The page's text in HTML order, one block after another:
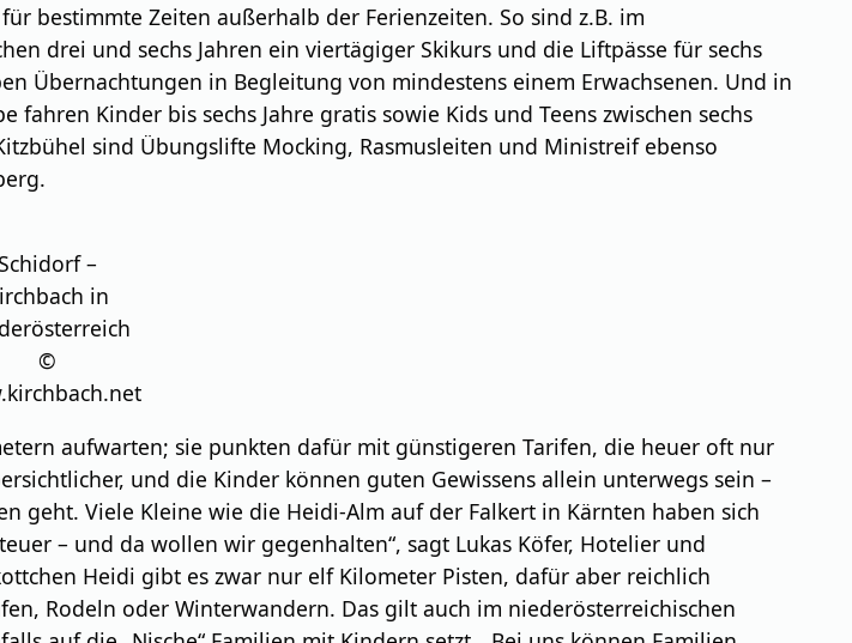
bestimmte Zeiten außerhalb der Ferienzeiten. So sind z.B. im
drei und sechs Jahren ein viertägiger Skikurs und die Liftpässe für sechs
Übernachtungen in Begleitung von mindestens einem Erwachsenen. Und in
Kinder bis sechs Jahre gratis sowie Kids und Teens zwischen sechs
sind Übungslifte Mocking, Rasmusleiten und Ministreif ebenso
–
in
©
aufwarten; sie punkten dafür mit günstigeren Tarifen, die heuer oft nur
und die Kinder können guten Gewissens allein unterwegs sein –
geht. Viele Kleine wie die Heidi-Alm auf der Falkert in Kärnten haben sich
– und da wollen wir gegenhalten“, sagt Lukas Köfer, Hotelier und
Heidi gibt es zwar nur elf Kilometer Pisten, dafür aber reichlich
Rodeln oder Winterwandern. Das gilt auch im niederösterreichischen